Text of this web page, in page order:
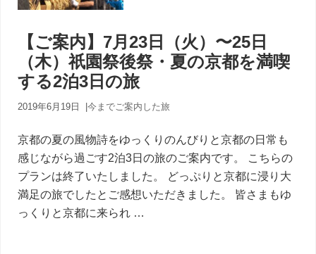
【ご案内】7月23日（火）〜25日
（木）祇園祭後祭・夏の京都を満喫
する2泊3日の旅
2019年6月19日 今までご案内した旅
京都の夏の風物詩をゆっくりのんびりと京都の日常も
感じながら過ごす2泊3日の旅のご案内です。 こちらの
プランは終了いたしました。 どっぷりと京都に浸り大
満足の旅でしたとご感想いただきました。 皆さまもゆ
っくりと京都に来られ …